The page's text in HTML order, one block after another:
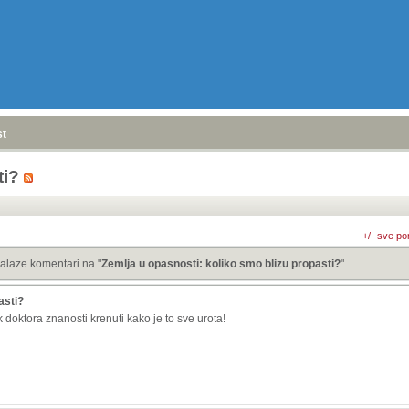
+/- sve
komentari na "Zemlja u opasnosti: koliko smo blizu propasti?".
znanosti krenuti kako je to sve urota!